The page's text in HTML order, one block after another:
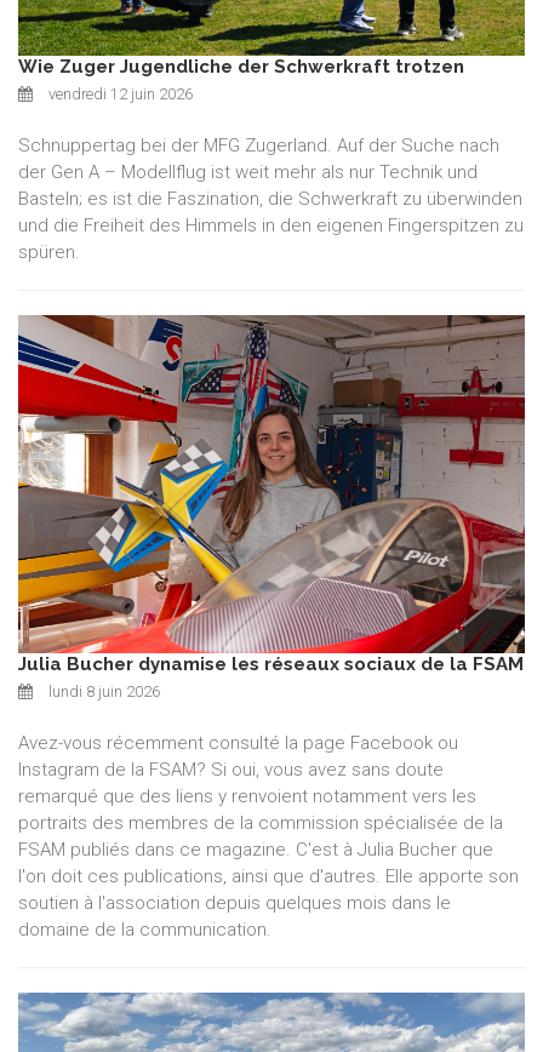
Wie Zuger Jugendliche der Schwerkraft trotzen
vendredi 12 juin 2026
Schnuppertag bei der MFG Zugerland. Auf der Suche nach
der Gen A – Modellflug ist weit mehr als nur Technik und
Basteln; es ist die Faszination, die Schwerkraft zu überwinden
und die Freiheit des Himmels in den eigenen Fingerspitzen zu
spüren.
Julia Bucher dynamise les réseaux sociaux de la FSAM
lundi 8 juin 2026
Avez-vous récemment consulté la page Facebook ou
Instagram de la FSAM? Si oui, vous avez sans doute
remarqué que des liens y renvoient notamment vers les
portraits des membres de la commission spécialisée de la
FSAM publiés dans ce magazine. C'est à Julia Bucher que
l'on doit ces publications, ainsi que d'autres. Elle apporte son
soutien à l'association depuis quelques mois dans le
domaine de la communication.